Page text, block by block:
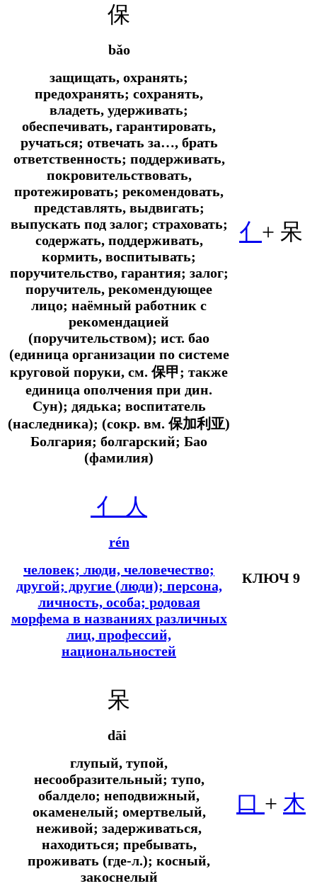
保
bǎo
защищать, охранять;
предохранять; сохранять,
владеть, удерживать;
обеспечивать, гарантировать,
ручаться; отвечать за…, брать
ответственность; поддерживать,
покровительствовать,
протежировать; рекомендовать,
представлять, выдвигать;
выпускать под залог; страховать;
содержать, поддерживать,
кормить, воспитывать;
поручительство, гарантия; залог;
поручитель, рекомендующее
лицо; наёмный работник с
рекомендацией
(поручительством); ист. бао
(единица организации по системе
круговой поруки, см. 保甲; также
единица ополчения при дин.
Сун); дядька; воспитатель
(наследника); (сокр. вм. 保加利亚)
Болгария; болгарский; Бао
(фамилия)
亻 + 呆
亻 人
rén
человек; люди, человечество;
другой; другие (люди); персона,
личность, особа; родовая
морфема в названиях различных
лиц, профессий,
национальностей
КЛЮЧ 9
呆
dāi
глупый, тупой,
несообразительный; тупо,
обалдело; неподвижный,
окаменелый; омертвелый,
неживой; задерживаться,
находиться; пребывать,
проживать (где-л.); косный,
закоснелый
口 + 木